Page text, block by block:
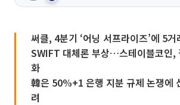
써클, 4분기 ‘어닝 서프라이즈’에 5
SWIFT 대체론 부상…스테이블코인,
화
韓은 50%+1 은행 지분 규제 논쟁에
려